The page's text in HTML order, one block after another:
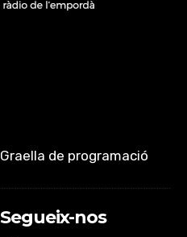
Graella de programació
Segueix-nos